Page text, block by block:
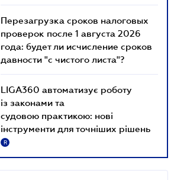
Перезагрузка сроков налоговых
проверок после 1 августа 2026
года: будет ли исчисление сроков
давности "с чистого листа"?
LIGA360 автоматизує роботу
із законами та
судовою практикою: нові
інструменти для точніших рішень
R